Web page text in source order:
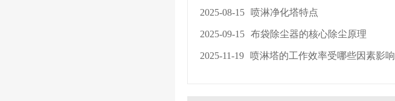
2025-08-15 喷淋净化塔特点
2025-09-15 布袋除尘器的核心除尘原理
2025-11-19 喷淋塔的工作效率受哪些因素影响